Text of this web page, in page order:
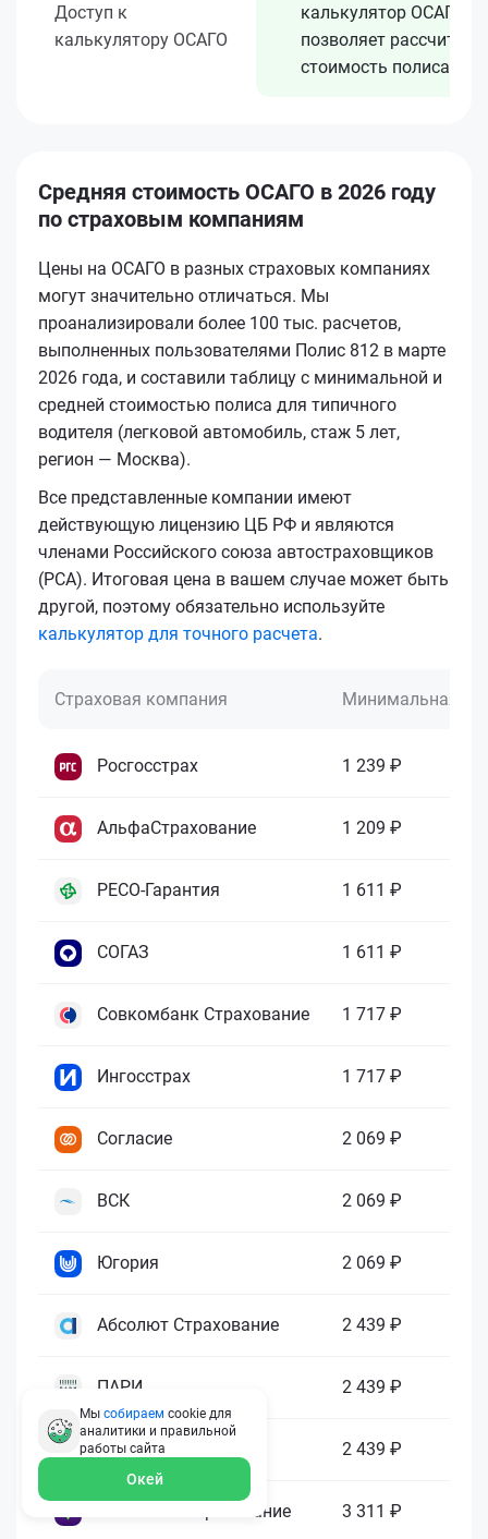
Доступ к
калькулятору ОСАГО
калькулятор ОСАГО
позволяет рассчитать
стоимость полиса
Средняя стоимость ОСАГО в 2026 году
по страховым компаниям
Цены на ОСАГО в разных страховых компаниях
могут значительно отличаться. Мы
проанализировали более 100 тыс. расчетов,
выполненных пользователями Полис 812 в марте
2026 года, и составили таблицу с минимальной и
средней стоимостью полиса для типичного
водителя (легковой автомобиль, стаж 5 лет,
регион — Москва).
Все представленные компании имеют
действующую лицензию ЦБ РФ и являются
членами Российского союза автостраховщиков
(РСА). Итоговая цена в вашем случае может быть
другой, поэтому обязательно используйте
калькулятор для точного расчета.
Страховая компания Минимальная
Росгосстрах 1 239 ₽
АльфаСтрахование 1 209 ₽
РЕСО-Гарантия 1 611 ₽
СОГАЗ 1 611 ₽
Совкомбанк Страхование 1 717 ₽
Ингосстрах 1 717 ₽
Согласие 2 069 ₽
ВСК 2 069 ₽
Югория 2 069 ₽
Абсолют Страхование 2 439 ₽
ПАРИ 2 439 ₽
Гелиос 2 439 ₽
Ренессанс Страхование 3 311 ₽
Мы собираем cookie для
аналитики и правильной
работы сайта
Окей